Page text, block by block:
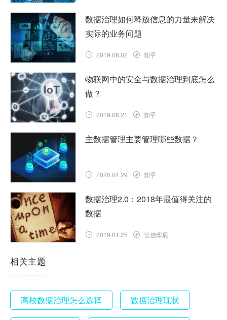
数据治理如何释放信息的力量来解决
实际的业务问题
2019.08.02 知乎
物联网中的安全与数据治理到底怎么
做？
2019.06.21 知乎
主数据管理主要管理哪些数据？
2020.04.29 知乎
数据治理2.0：2018年最值得关注的
数据
2019.01.25 亿信华辰
相关主题
高校数据治理怎么选择 数据治理现状